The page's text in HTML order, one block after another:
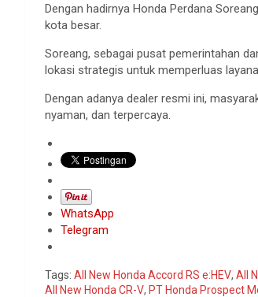
Dengan hadirnya Honda Perdana
kota besar.
Soreang, sebagai pusat pemerintahan
lokasi strategis untuk memperluas
Dengan adanya dealer resmi ini,
nyaman, dan terpercaya.
WhatsApp
Telegram
Tags: All New Honda Accord RS e:HEV, All
All New Honda CR-V, PT Honda Prospect